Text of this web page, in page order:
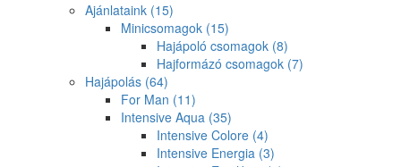
Ajánlataink (15)
Minicsomagok (15)
Hajápoló csomagok (8)
Hajformázó csomagok (7)
Hajápolás (64)
For Man (11)
Intensive Aqua (35)
Intensive Colore (4)
Intensive Energia (3)